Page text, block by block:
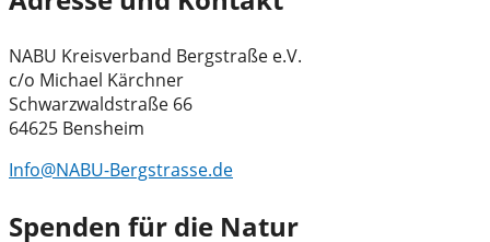
NABU Kreisverband Bergstraße e.V.
c/o Michael Kärchner
Schwarzwaldstraße 66
64625 Bensheim
Info@NABU-Bergstrasse.de
Spenden für die Natur